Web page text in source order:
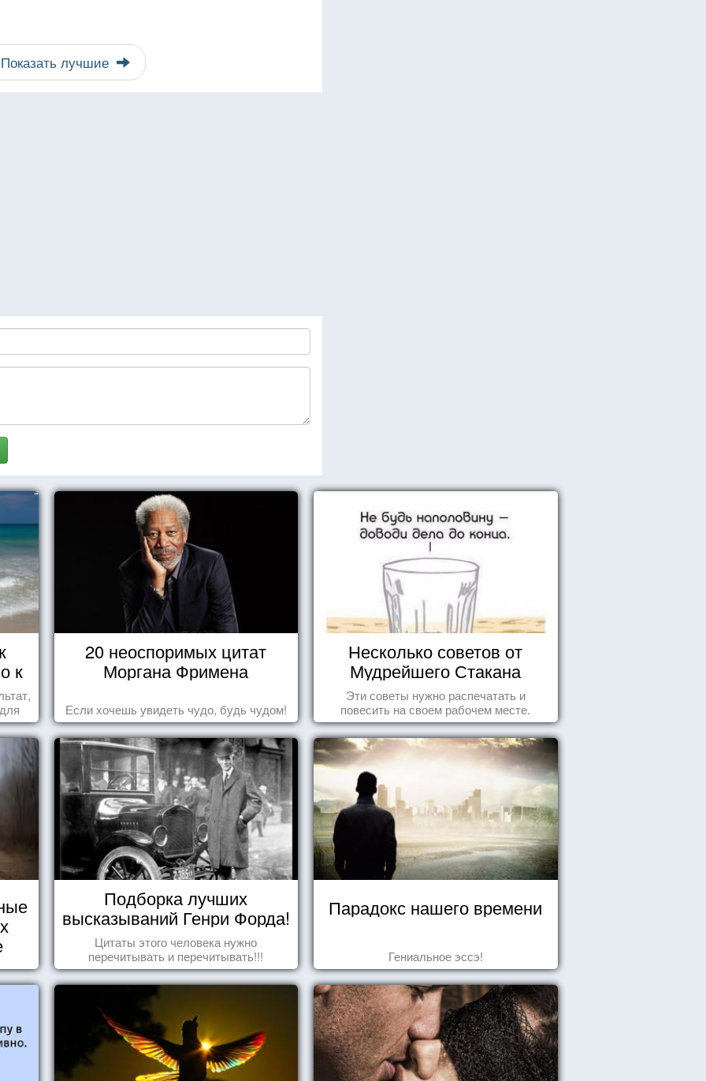
Показать лучшие
к
20 неоспоримых цитат
Моргана Фримена
Если хочешь увидеть чудо, будь чудом!
Несколько советов от
Мудрейшего Стакана
Эти советы нужно распечатать и
повесить на своем рабочем месте.
Подборка лучших
высказываний Генри Форда!
Цитаты этого человека нужно
перечитывать и перечитывать!!!
Парадокс нашего времени
Гениальное эссэ!